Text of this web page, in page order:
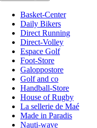
Basket-Center
Daily Bikers
Direct Running
Direct-Volley
Espace Golf
Foot-Store
Galoppostore
Golf and co
Handball-Store
House of Rugby
La sellerie de Maé
Made in Paradis
Nauti-wave